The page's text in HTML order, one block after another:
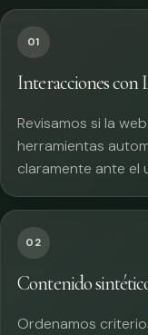
01
Interacciones con
Revisamos si la
herramientas
claramente ante el
02
Contenido
Ordenamos